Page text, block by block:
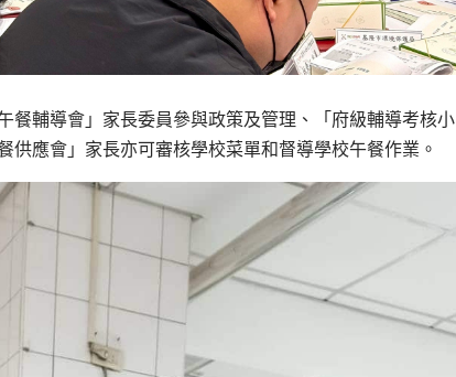
餐輔導會」家長委員參與政策及管理、「府級輔導考核小
應會」家長亦可審核學校菜單和督導學校午餐作業。